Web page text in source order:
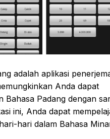
adalah aplikasi
Anda dapat
Bahasa Padang dengan
ini, Anda dapat
hari dalam Bahasa